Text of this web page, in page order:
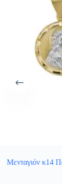
Μενταγιόν κ14